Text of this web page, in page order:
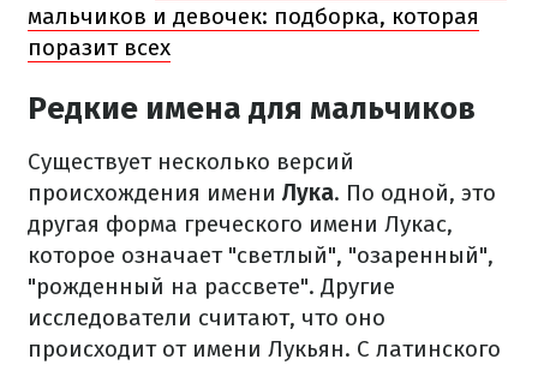
мальчиков и девочек: подборка, которая
поразит всех
Редкие имена для мальчиков
Существует несколько версий
происхождения имени Лука. По одной, это
другая форма греческого имени Лукас,
которое означает "светлый", "озаренный",
"рожденный на рассвете". Другие
исследователи считают, что оно
происходит от имени Лукьян. С латинского